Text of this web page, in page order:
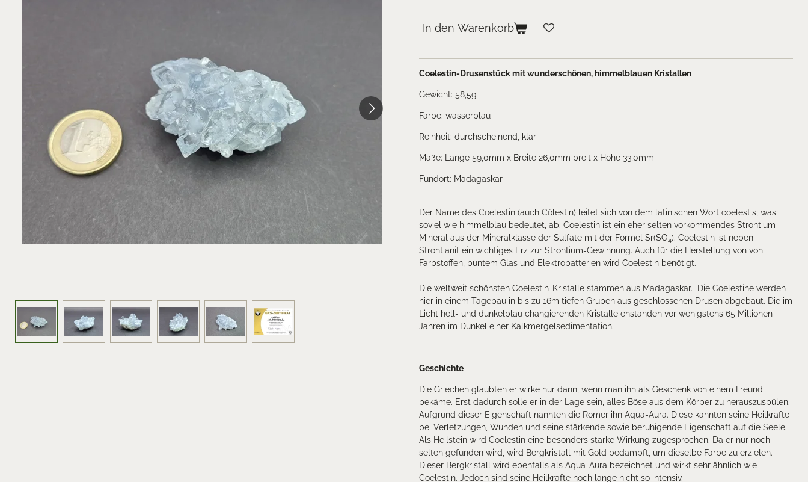
In den Warenkorb
Coelestin-Drusenstück mit wunderschönen, himmelblauen Kristallen
Gewicht: 58,5g
Farbe: wasserblau
Reinheit: durchscheinend, klar
Maße: Länge 59,0mm x Breite 26,0mm breit x Höhe 33,0mm
Fundort: Madagaskar
Der Name des Coelestin (auch Cölestin) leitet sich von dem latinischen Wort coelestis, was
soviel wie himmelblau bedeutet, ab. Coelestin ist ein eher selten vorkommendes Strontium-
Mineral aus der Mineralklasse der Sulfate mit der Formel Sr(SO4). Coelestin ist neben
Strontianit ein wichtiges Erz zur Strontium-Gewinnung. Auch für die Herstellung von von
Farbstoffen, buntem Glas und Elektrobatterien wird Coelestin benötigt.
Die weltweit schönsten Coelestin-Kristalle stammen aus Madagaskar. Die Coelestine werden
hier in einem Tagebau in bis zu 16m tiefen Gruben aus geschlossenen Drusen abgebaut. Die im
Licht hell- und dunkelblau changierenden Kristalle enstanden vor wenigstens 65 Millionen
Jahren im Dunkel einer Kalkmergelsedimentation.
Geschichte
Die Griechen glaubten er wirke nur dann, wenn man ihn als Geschenk von einem Freund
bekäme. Erst dadurch solle er in der Lage sein, alles Böse aus dem Körper zu herauszuspülen.
Aufgrund dieser Eigenschaft nannten die Römer ihn Aqua-Aura. Diese kannten seine Heilkräfte
bei Verletzungen, Wunden und seine stärkende sowie beruhigende Eigenschaft auf die Seele.
Als Heilstein wird Coelestin eine besonders starke Wirkung zugesprochen. Da er nur noch
selten gefunden wird, wird Bergkristall mit Gold bedampft, um dieselbe Farbe zu erzielen.
Dieser Bergkristall wird ebenfalls als Aqua-Aura bezeichnet und wirkt sehr ähnlich wie
Coelestin. Jedoch sind seine Heilkräfte noch lange nicht so intensiv.